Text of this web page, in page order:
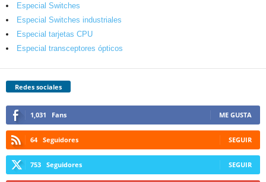
Especial Switches
Especial Switches industriales
Especial tarjetas CPU
Especial transceptores ópticos
Redes sociales
1,031 Fans ME GUSTA
64 Seguidores SEGUIR
753 Seguidores SEGUIR